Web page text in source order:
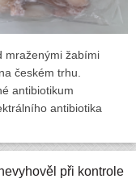
mraženými žabími
českém trhu.
antibiotikum
antibiotika
při kontrole